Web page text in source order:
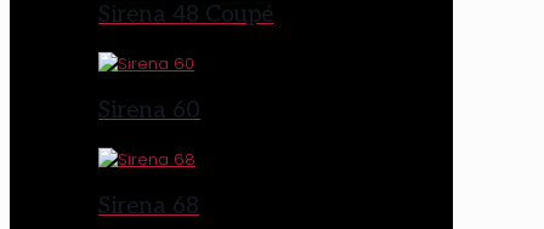
Sirena 48 Coupé
Sirena 60
Sirena 68